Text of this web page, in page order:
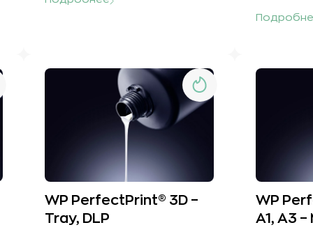
WP PerfectPrint® 3D –
Tray, DLP
WP
A1, A3